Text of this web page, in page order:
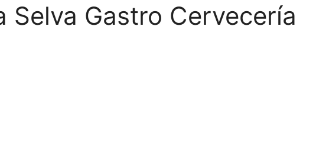
Selva Gastro Cervecería